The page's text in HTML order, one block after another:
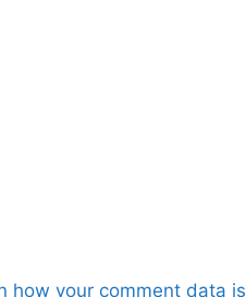
how your comment data